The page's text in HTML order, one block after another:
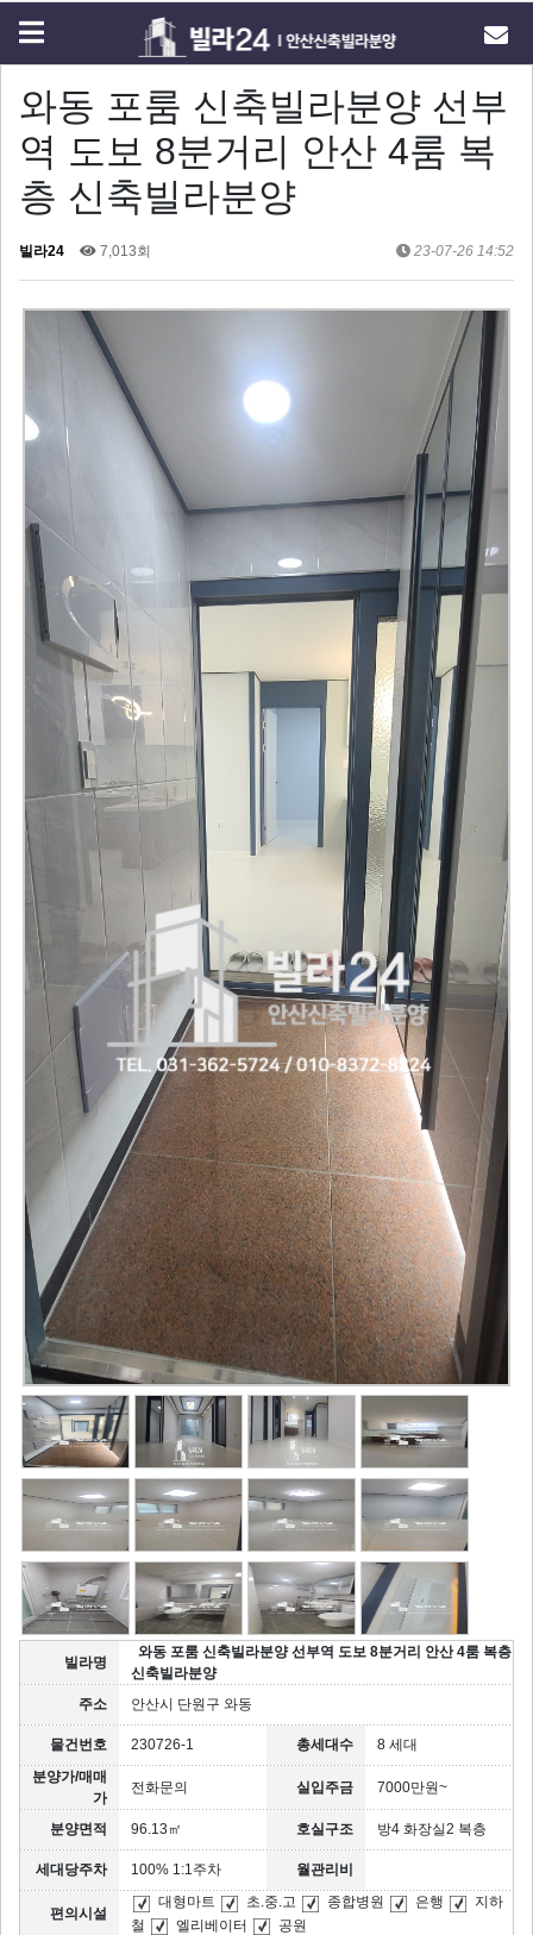
와동 포룸 신축빌라분양 선부
역 도보 8분거리 안산 4룸 복
층 신축빌라분양
빌라24 7,013회 23-07-26 14:52
빌라명
와동 포룸 신축빌라분양 선부역 도보 8분거리 안산 4룸 복층
신축빌라분양
주소
안산시 단원구 와동
물건번호 230726-1 총세대수
8 세대
분양가/매매
가
전화문의 실입주금 7000만원~
분양면적 96.13㎡ 호실구조 방4 화장실2 복층
세대당주차 100% 1:1주차 월관리비
편의시설
대형마트 초.중.고 종합병원 은행
지하
철
엘리베이터 공원